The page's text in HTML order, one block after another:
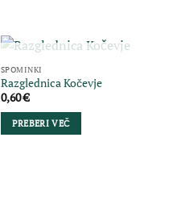
NI NA ZALOGI
SPOMINKI
Razglednica Kočevje
0,60€
PREBERI VEČ